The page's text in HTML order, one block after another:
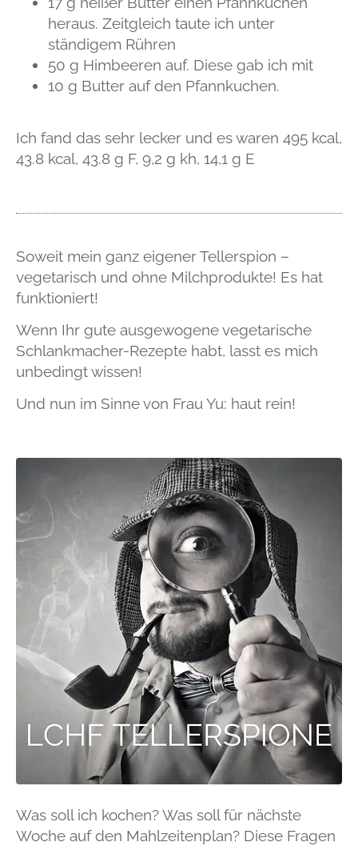
heraus. Zeitgleich taute ich unter
ständigem Rühren
50 g Himbeeren auf. Diese gab ich mit
10 g Butter auf den Pfannkuchen.
Ich fand das sehr lecker und es waren 495 kcal,
43.8 kcal, 43.8 g F, 9,2 g kh, 14,1 g E
Soweit mein ganz eigener Tellerspion –
vegetarisch und ohne Milchprodukte! Es hat
funktioniert!
Wenn Ihr gute ausgewogene vegetarische
Schlankmacher-Rezepte habt, lasst es mich
unbedingt wissen!
Und nun im Sinne von Frau Yu: haut rein!
Was soll ich kochen? Was soll für nächste
Woche auf den Mahlzeitenplan? Diese Fragen